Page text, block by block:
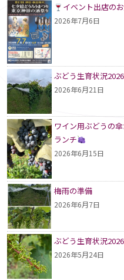
イベント出店の
2026年7月6日
ぶどう生育状況
2026年6月21日
ワイン用ぶどうの
ランチ
2026年6月15日
梅雨の準備
2026年6月7日
ぶどう生育状況
2026年5月24日